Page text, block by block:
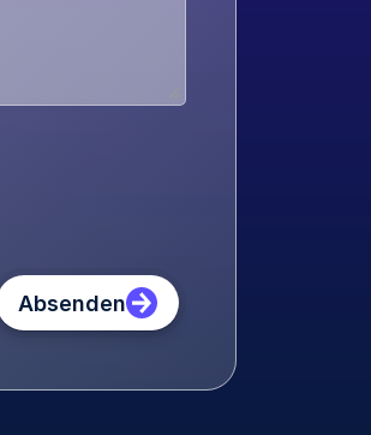
Absenden